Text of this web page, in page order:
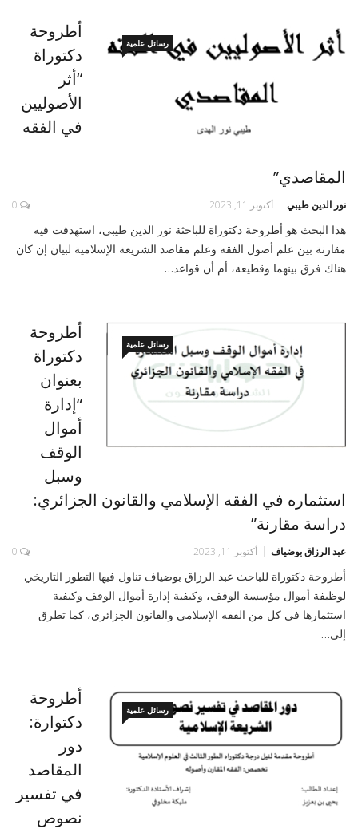
رسائل علمية
أطروحة
دكتوراة
“أثر
الأصوليين
في الفقه
المقاصدي”
نور الدين طيبي أكتوبر 11, 2023 0
هذا البحث هو أطروحة دكتوراة للباحثة نور الدين طيبي، استهدفت فيه
مقارنة بين علم أصول الفقه وعلم مقاصد الشريعة الإسلامية لبيان إن كان
هناك فرق بينهما وقطيعة، أم أن قواعد…
رسائل علمية
أطروحة
دكتوراة
بعنوان
“إدارة
أموال
الوقف
وسبل
استثماره في الفقه الإسلامي والقانون الجزائري:
دراسة مقارنة”
عبد الرزاق بوضياف أكتوبر 11, 2023 0
أطروحة دكتوراة للباحث عبد الرزاق بوضياف تناول فيها التطور التاريخي
لوظيفة أموال مؤسسة الوقف، وكيفية إدارة أموال الوقف وكيفية
استثمارها في كل من الفقه الإسلامي والقانون الجزائري، كما تطرق
إلى…
رسائل علمية
أطروحة
دكتوارة:
دور
المقاصد
في تفسير
نصوص